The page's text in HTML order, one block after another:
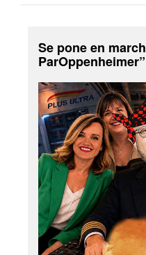
Se pone en
ParOppenheimer”